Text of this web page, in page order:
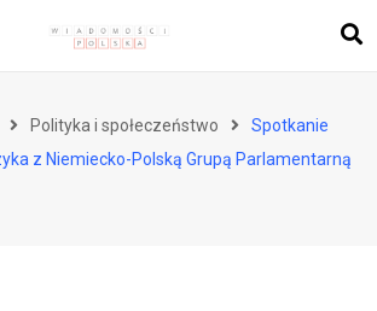
Polityka i społeczeństwo
Spotkanie
z Niemiecko-Polską Grupą Parlamentarną